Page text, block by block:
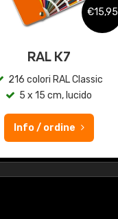
€15,95
RAL K7
216 colori RAL Classic
5 x 15 cm, lucido
Info / ordine